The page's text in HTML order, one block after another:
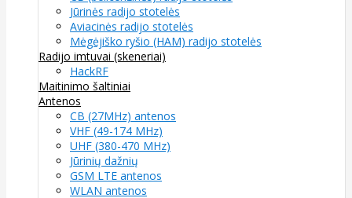
Jūrinės radijo stotelės
Aviacinės radijo stotelės
Mėgėjiško ryšio (HAM) radijo stotelės
Radijo imtuvai (skeneriai)
HackRF
Maitinimo šaltiniai
Antenos
CB (27MHz) antenos
VHF (49-174 MHz)
UHF (380-470 MHz)
Jūrinių dažnių
GSM LTE antenos
WLAN antenos